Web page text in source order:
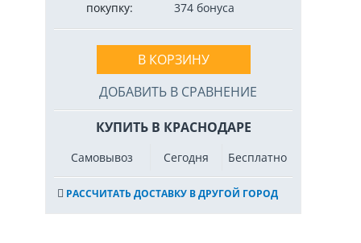
покупку:
374 бонуса
В КОРЗИНУ
ДОБАВИТЬ В СРАВНЕНИЕ
КУПИТЬ В КРАСНОДАРЕ
Самовывоз Сегодня Бесплатно
РАССЧИТАТЬ ДОСТАВКУ В ДРУГОЙ ГОРОД